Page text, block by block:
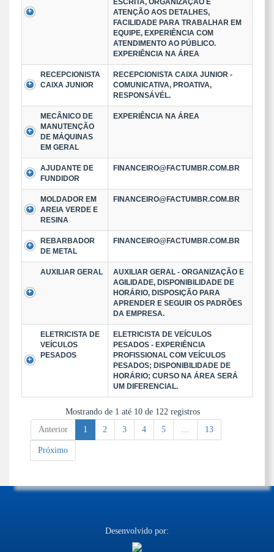
ESCRITA, ORGANIZAÇÃO E
ATENÇÃO AOS DETALHES,
FACILIDADE PARA TRABALHAR EM
EQUIPE, EXPERIÊNCIA COM
ATENDIMENTO AO PÚBLICO.
EXPERIÊNCIA NA ÁREA
RECEPCIONISTA
CAIXA JUNIOR
RECEPCIONISTA CAIXA JUNIOR -
COMUNICATIVA, PROATIVA,
RESPONSÁVÉL.
MECÂNICO DE
MANUTENÇÃO
DE MÁQUINAS
EM GERAL
EXPERIÊNCIA NA ÁREA
AJUDANTE DE
FUNDIDOR
FINANCEIRO@FACTUMBR.COM.BR
MOLDADOR EM
AREIA VERDE E
RESINA
FINANCEIRO@FACTUMBR.COM.BR
REBARBADOR
DE METAL
FINANCEIRO@FACTUMBR.COM.BR
AUXILIAR GERAL
AUXILIAR GERAL - ORGANIZAÇÃO E
AGILIDADE, DISPONIBILIDADE DE
HORÁRIO, DISPOSIÇÃO PARA
APRENDER E SEGUIR OS PADRÕES
DA EMPRESA.
ELETRICISTA DE
VEÍCULOS
PESADOS
ELETRICISTA DE VEÍCULOS
PESADOS - EXPERIÊNCIA
PROFISSIONAL COM VEÍCULOS
PESADOS; DISPONIBILIDADE DE
HORÁRIO; CURSO NA ÁREA SERÁ
UM DIFERENCIAL.
Mostrando de 1 até 10 de 122 registros
Anterior
1 2 3 4 5 … 13
Próximo
Desenvolvido por: